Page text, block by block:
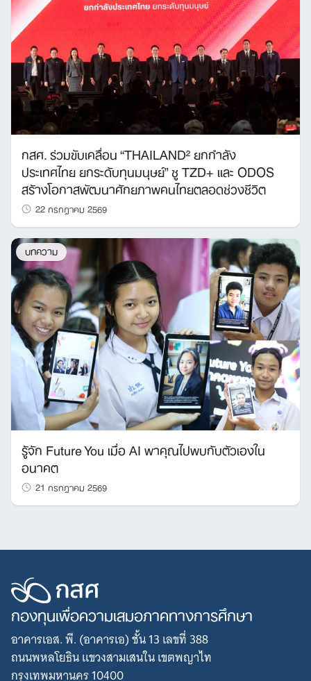
กสศ. ร่วมขับเคลื่อน “THAILAND² ยกกำลัง
ประเทศไทย ยกระดับทุนมนุษย์” ชู TZD+ และ ODOS
สร้างโอกาสพัฒนาศักยภาพคนไทยตลอดช่วงชีวิต
22 กรกฎาคม 2569
บทความ
รู้จัก Future You เมื่อ AI พาคุณไปพบกับตัวเองใน
อนาคต
21 กรกฎาคม 2569
กองทุนเพื่อความเสมอภาคทางการศึกษา
อาคารเอส. พี. (อาคารเอ) ชั้น 13 เลขที่ 388
ถนนพหลโยธิน แขวงสามเสนใน เขตพญาไท
กรุงเทพมหานคร 10400